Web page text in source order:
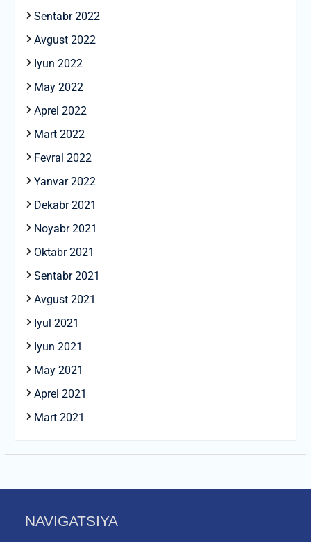
Sentabr 2022
Avgust 2022
Iyun 2022
May 2022
Aprel 2022
Mart 2022
Fevral 2022
Yanvar 2022
Dekabr 2021
Noyabr 2021
Oktabr 2021
Sentabr 2021
Avgust 2021
Iyul 2021
Iyun 2021
May 2021
Aprel 2021
Mart 2021
NAVIGATSIYA